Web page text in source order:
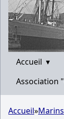
Accueil ▾
Association
Accueil»Marins